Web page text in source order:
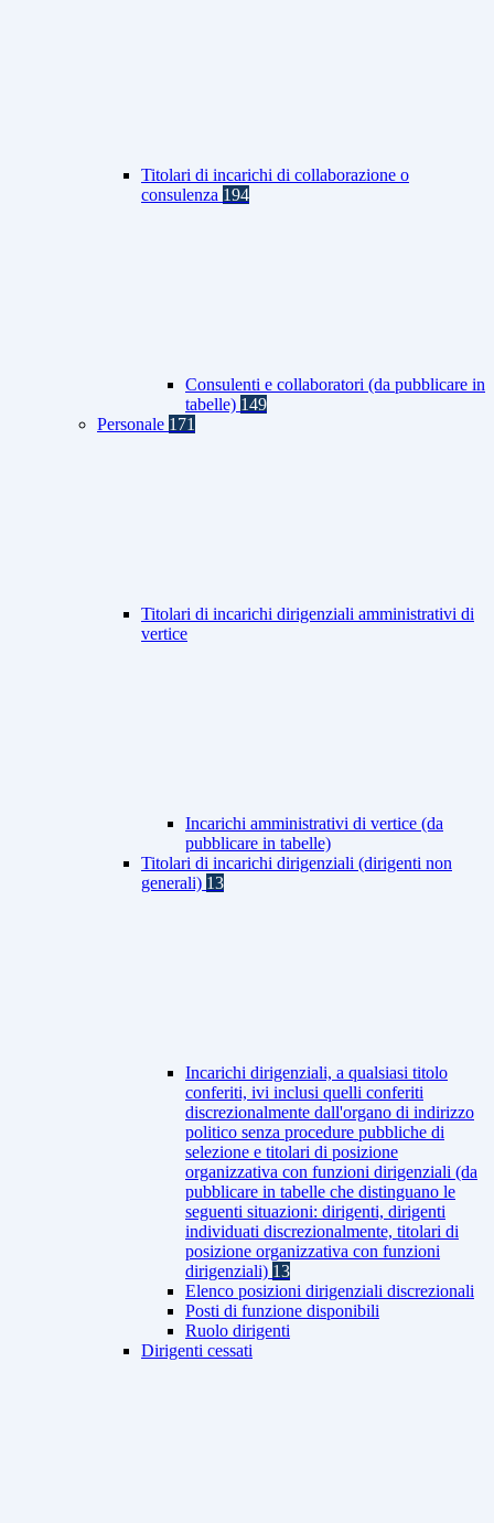
Titolari di incarichi di collaborazione o
consulenza 194
Consulenti e collaboratori (da pubblicare in
tabelle) 149
Personale 171
Titolari di incarichi dirigenziali amministrativi di
vertice
Incarichi amministrativi di vertice (da
pubblicare in tabelle)
Titolari di incarichi dirigenziali (dirigenti non
generali) 13
Incarichi dirigenziali, a qualsiasi titolo
conferiti, ivi inclusi quelli conferiti
discrezionalmente dall'organo di indirizzo
politico senza procedure pubbliche di
selezione e titolari di posizione
organizzativa con funzioni dirigenziali (da
pubblicare in tabelle che distinguano le
seguenti situazioni: dirigenti, dirigenti
individuati discrezionalmente, titolari di
posizione organizzativa con funzioni
dirigenziali) 13
Elenco posizioni dirigenziali discrezionali
Posti di funzione disponibili
Ruolo dirigenti
Dirigenti cessati